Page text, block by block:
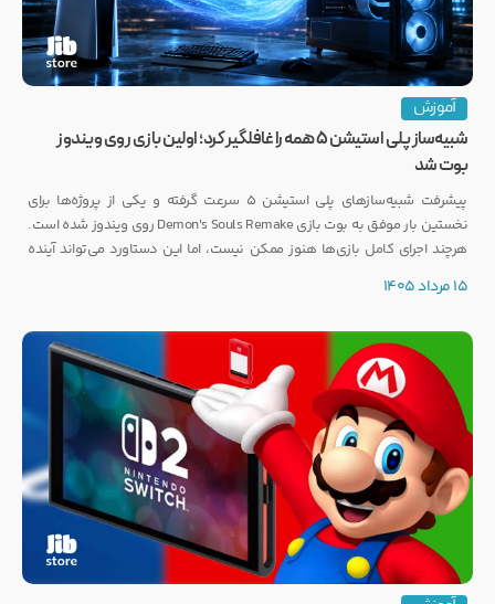
آموزش
شبیه‌ساز پلی استیشن ۵ همه را غافلگیر کرد؛ اولین بازی روی ویندوز
بوت شد
پیشرفت شبیه‌سازهای پلی استیشن ۵ سرعت گرفته و یکی از پروژه‌ها برای
نخستین بار موفق به بوت بازی Demon's Souls Remake روی ویندوز شده است.
هرچند اجرای کامل بازی‌ها هنوز ممکن نیست، اما این دستاورد می‌تواند آینده
15 مرداد 1405